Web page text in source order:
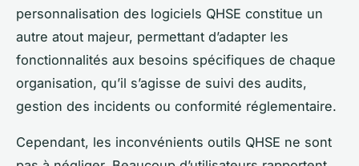
personnalisation des logiciels QHSE constitue un
autre atout majeur, permettant d’adapter les
fonctionnalités aux besoins spécifiques de chaque
organisation, qu’il s’agisse de suivi des audits,
gestion des incidents ou conformité réglementaire.
Cependant, les inconvénients outils QHSE ne sont